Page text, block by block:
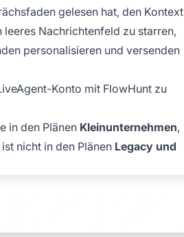
gelesen hat, den Kontext
Nachrichtenfeld zu starren,
personalisieren und versenden
Konto mit FlowHunt zu
in den Plänen Kleinunternehmen,
nicht in den Plänen Legacy und